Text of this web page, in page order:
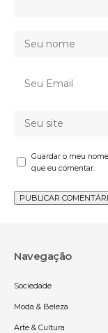
Guardar o meu
que eu comentar.
Navegação
Sociedade
Moda & Beleza
Arte & Cultura